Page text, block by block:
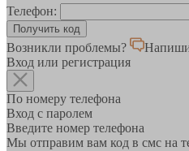
Телефон:
Возникли проблемы?
Вход или регистрация
По номеру телефона
Вход с паролем
Введите номер телефона
Мы отправим вам код в смс на